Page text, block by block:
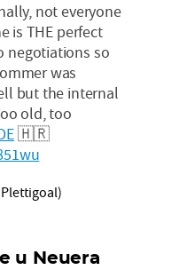
not everyone
is THE perfect
negotiations so
was
but the internal
old, too
🇭🇷
u Neuera